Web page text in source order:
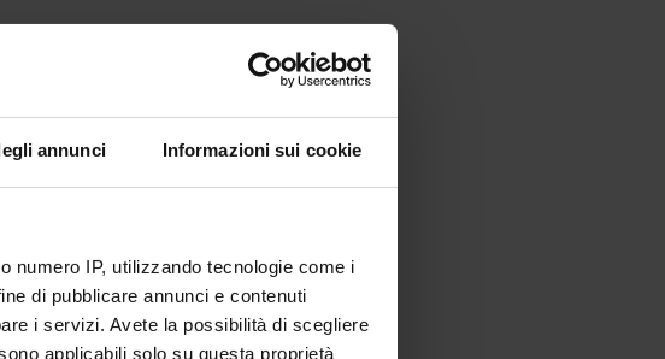
annunci Informazioni sui cookie
numero IP, utilizzando tecnologie come i
di pubblicare annunci e contenuti
i servizi. Avete la possibilità di scegliere
applicabili solo su questa proprietà